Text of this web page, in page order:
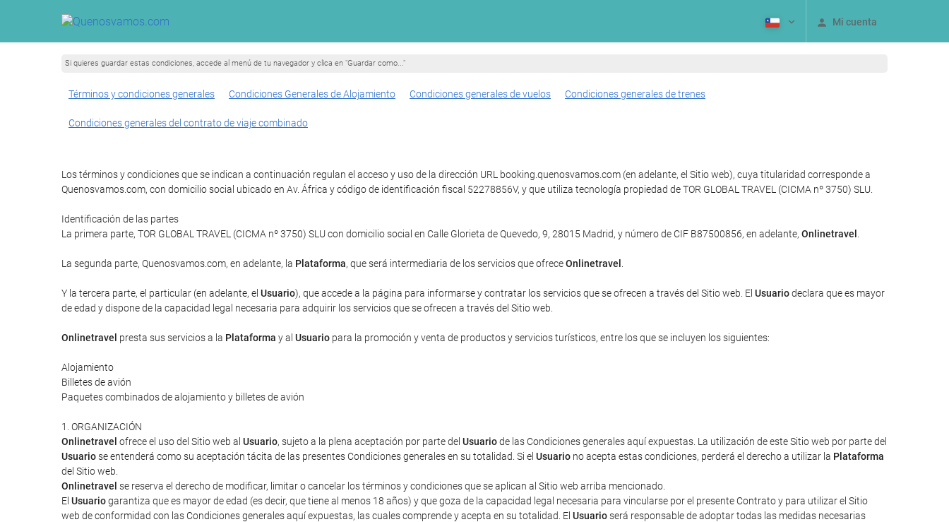
Mi cuenta
Si quieres guardar estas condiciones, accede al menú de tu navegador y clica en "Guardar como..."
Términos y condiciones generales Condiciones Generales de Alojamiento Condiciones generales de vuelos Condiciones generales de trenes
Condiciones generales del contrato de viaje combinado
Los términos y condiciones que se indican a continuación regulan el acceso y uso de la dirección URL booking.quenosvamos.com (en adelante, el Sitio web), cuya titularidad corresponde a
Quenosvamos.com, con domicilio social ubicado en Av. África y código de identificación fiscal 52278856V, y que utiliza tecnología propiedad de TOR GLOBAL TRAVEL (CICMA nº 3750) SLU.
Identificación de las partes
La primera parte, TOR GLOBAL TRAVEL (CICMA nº 3750) SLU con domicilio social en Calle Glorieta de Quevedo, 9, 28015 Madrid, y número de CIF B87500856, en adelante, Onlinetravel
La segunda parte, Quenosvamos.com, en adelante, la Plataforma, que será intermediaria de los servicios que ofreceOnlinetravel
Y la tercera parte, el particular (en adelante, el Usuario), que accede a la página para informarse y contratar los servicios que se ofrecen a través del Sitio web. El Usuariodeclara que es mayor
de edad y dispone de la capacidad legal necesaria para adquirir los servicios que se ofrecen a través del Sitio web.
Onlinetravel presta sus servicios a la Plataforma y al Usuario para la promoción y venta de productos y servicios turísticos, entre los que se incluyen los siguientes:
Alojamiento
Billetes de avión
Paquetes combinados de alojamiento y billetes de avión
1. ORGANIZACIÓN
Onlinetravel ofrece el uso del Sitio web al Usuario, sujeto a la plena aceptación por parte del Usuariode las Condiciones generales aquí expuestas. La utilización de este Sitio web por parte del
Usuariose entenderá como su aceptación tácita de las presentes Condiciones generales en su totalidad. Si el Usuario no acepta estas condiciones, perderá el derecho a utilizar la Plataforma
del Sitio web.
Onlinetravel se reserva el derecho de modificar, limitar o cancelar los términos y condiciones que se aplican al Sitio web arriba mencionado.
El Usuariogarantiza que es mayor de edad (es decir, que tiene al menos 18 años) y que goza de la capacidad legal necesaria para vincularse por el presente Contrato y para utilizar el Sitio
web de conformidad con las Condiciones generales aquí expuestas, las cuales comprende y acepta en su totalidad. El Usuarioserá responsable de adoptar todas las medidas necesarias